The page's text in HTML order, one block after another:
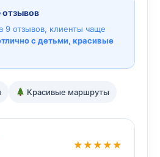
9 отзывов, клиенты чаще
с детьми, красивые
Красивые маршруты
★★★★★